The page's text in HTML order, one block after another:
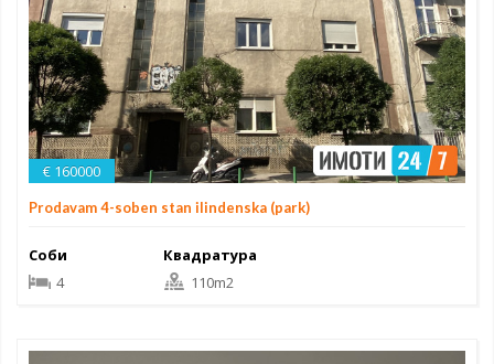
€ 160000
Prodavam 4-soben stan ilindenska (park)
Соби
4
Квадратура
110m2